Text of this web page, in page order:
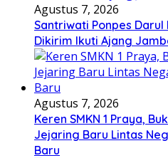
Agustus 7, 2026
Santriwati Ponpes Darul
Dikirim Ikuti Ajang
Agustus 7, 2026
Keren SMKN 1 Praya,
Jejaring Baru Lintas
Baru